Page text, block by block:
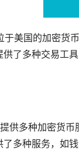
美国的加密货
了多种交易工
供多种加密货
多种服务，如